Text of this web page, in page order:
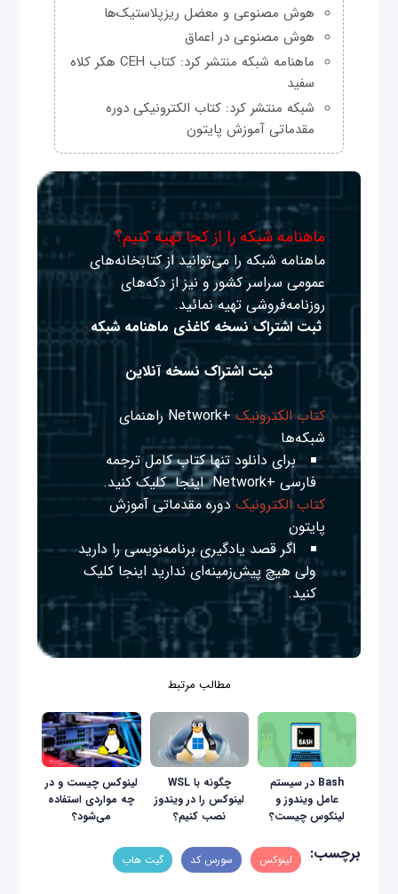
هوش مصنوعی و معضل ریزپلاستیک‌ها
هوش مصنوعی در اعماق
ماهنامه شبکه منتشر کرد: کتاب CEH هکر کلاه
سفید
شبکه منتشر کرد: کتاب الکترونیکی دوره
مقدماتی آموزش پایتون
ماهنامه شبکه را از کجا تهیه کنیم؟
ماهنامه شبکه را می‌توانید از کتابخانه‌های
عمومی سراسر کشور و نیز از دکه‌های
روزنامه‌فروشی تهیه نمائید.
ثبت اشتراک نسخه کاغذی ماهنامه شبکه
ثبت اشتراک نسخه آنلاین
کتاب الکترونیک
+Network راهنمای
شبکه‌ها
برای دانلود تنها کتاب کامل ترجمه
فارسی +Network
اینجا کلیک کنید.
کتاب الکترونیک دوره مقدماتی آموزش
پایتون
اگر قصد یادگیری برنامه‌نویسی را دارید
ولی هیچ پیش‌زمینه‌ای نداریداینجا کلیک
کنید.
مطالب مرتبط
Bash در سیستم
عامل ویندوز و
لینکوس چیست؟
چگونه با WSL
لینوکس را در ویندوز
نصب کنیم؟
لینوکس چیست و در
چه مواردی استفاده
می‌شود؟
برچسب: لینوکس سورس کد گیت هاب